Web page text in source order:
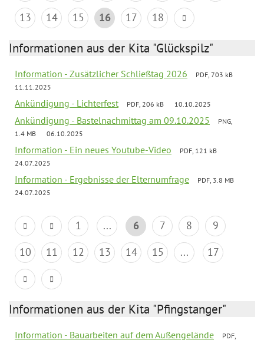
13
14 15 16 17 18
Informationen aus der Kita "Glückspilz"
Information - Zusätzlicher Schließtag 2026
PDF, 703 kB
11.11.2025
Ankündigung - Lichterfest PDF, 206 kB 10.10.2025
Ankündigung - Bastelnachmittag am 09.10.2025
PNG,
1.4 MB
06.10.2025
Information - Ein neues Youtube-Video
PDF, 121 kB
24.07.2025
Information - Ergebnisse der Elternumfrage
PDF, 3.8 MB
24.07.2025
1 ... 6 7 8
9
10
11 12 13 14 15 ... 17
Informationen aus der Kita "Pfingstanger"
Information - Bauarbeiten auf dem Außengelände
PDF,